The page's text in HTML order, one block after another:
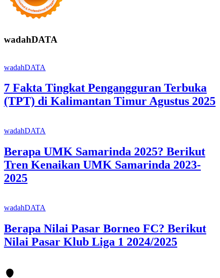
wadahDATA
wadahDATA
7 Fakta Tingkat Pengangguran Terbuka
(TPT) di Kalimantan Timur Agustus 2025
wadahDATA
Berapa UMK Samarinda 2025? Berikut
Tren Kenaikan UMK Samarinda 2023-
2025
wadahDATA
Berapa Nilai Pasar Borneo FC? Berikut
Nilai Pasar Klub Liga 1 2024/2025